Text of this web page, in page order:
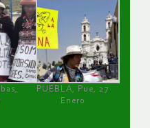
PUEBLA, Pue, 27
Enero